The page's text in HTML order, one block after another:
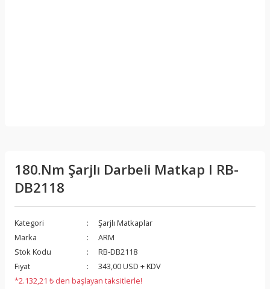
180.Nm Şarjlı Darbeli Matkap I RB-
DB2118
Kategori
Şarjlı Matkaplar
Marka
ARM
Stok Kodu
RB-DB2118
Fiyat
343,00 USD + KDV
*2.132,21 ₺ den başlayan taksitlerle!